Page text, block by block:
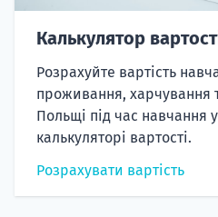
Калькулятор
Розрахуйте вартість
проживання, харчування
Польщі під час навчання
калькуляторі вартості.
Розрахувати вартість